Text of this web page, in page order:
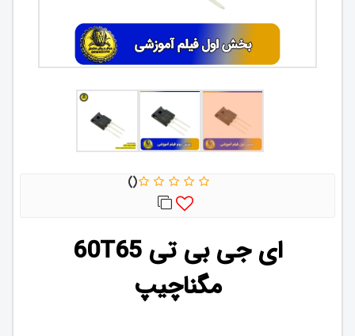
ای جی بی تی 60T65
مگناچیپ